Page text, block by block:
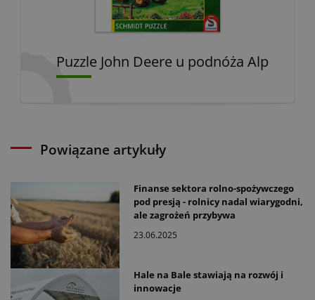
Puzzle John Deere u podnóża Alp
Powiązane artykuły
Finanse sektora rolno-spożywczego
pod presją - rolnicy nadal wiarygodni,
ale zagrożeń przybywa
23.06.2025
Hale na Bale stawiają na rozwój i
innowacje